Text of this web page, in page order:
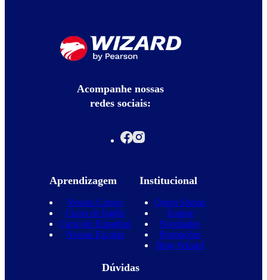
Acompanhe nossas
redes sociais:
Aprendizagem
Nossos Cursos
Curso de Inglês
Curso de Espanhol
Nossas Escolas
Institucional
Quem Somos
Equipe
Novidades
Promoções
Blog Wizard
Dúvidas